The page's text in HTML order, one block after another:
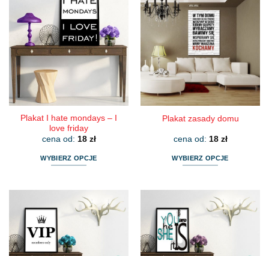
Plakat I hate mondays – I
love friday
cena od: 18 zł
WYBIERZ OPCJE
wiele
wariantów.
Opcje
można
Plakat zasady domu
cena od: 18 zł
WYBIERZ OPCJE
wiele
wariantów.
Opcje
można